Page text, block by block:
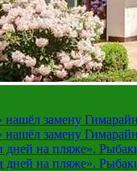
замену
замену
дней на пляже».
дней на пляже».